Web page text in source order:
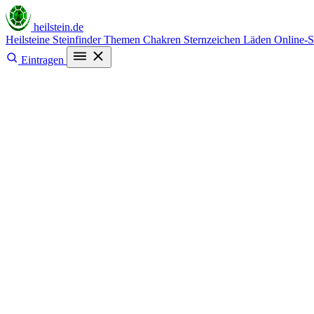
heilstein.de
Heilsteine SteinfinderThemen Chakren Sternzeichen Läden Online-
Eintragen